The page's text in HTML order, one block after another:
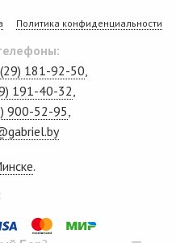
Политика конфиденциальности
181-92-50,
191-40-32,
900-52-95,
.